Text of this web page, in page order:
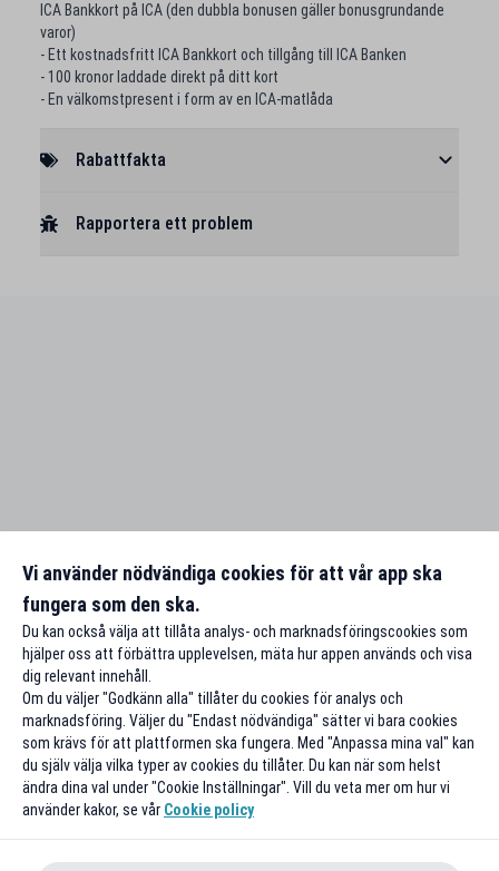
ICA Bankkort på ICA (den dubbla bonusen gäller bonusgrundande
varor)
- Ett kostnadsfritt ICA Bankkort och tillgång till ICA Banken
- 100 kronor laddade direkt på ditt kort
- En välkomstpresent i form av en ICA-matlåda
Rabattfakta
Rapportera ett problem
Vi använder nödvändiga cookies för att vår app ska
fungera som den ska.
Du kan också välja att tillåta analys- och marknadsföringscookies som
hjälper oss att förbättra upplevelsen, mäta hur appen används och visa
dig relevant innehåll.
Om du väljer "Godkänn alla" tillåter du cookies för analys och
marknadsföring. Väljer du "Endast nödvändiga" sätter vi bara cookies
som krävs för att plattformen ska fungera. Med "Anpassa mina val" kan
du själv välja vilka typer av cookies du tillåter. Du kan när som helst
ändra dina val under "Cookie Inställningar". Vill du veta mer om hur vi
använder kakor, se vår Cookie policy